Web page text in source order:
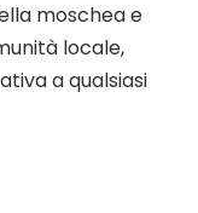
moschea e
locale,
a qualsiasi